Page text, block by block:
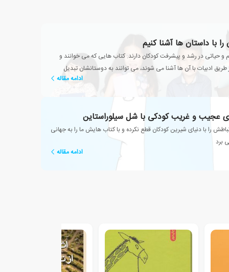
را با داستان ها آشنا کنیم
حیاتی در رشد و پیشرفت کودکان دارند. کتاب هایی که می خوانند و
ادبیات با آن ها آشنا می شوند، می توانند به دوستانشان تبدیل
ادامه مقاله
عجیب و غریب کودکی با شل سیلوراستاین
را با دنیای شیرین کودکان قطع نکرده و با کتاب هایش ما را به جهانی
برد
ادامه مقاله